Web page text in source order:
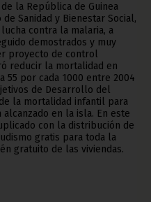
la República de Guinea
Sanidad y Bienestar Social,
contra la malaria, a
demostrados y muy
proyecto de control
reducir la mortalidad en
55 por cada 1000 entre 2004
de Desarrollo del
la mortalidad infantil para
en la isla. En este
con la distribución de
gratis para toda la
gratuito de las viviendas.